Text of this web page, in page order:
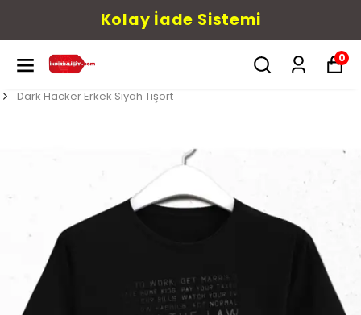
Kolay İade Sistemi
0
Dark Hacker Erkek Siyah Tişört